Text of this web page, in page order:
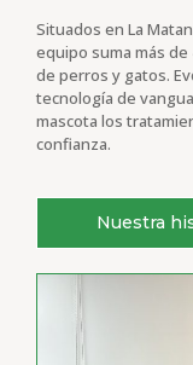
Situados en La
equipo suma más de
de perros y gatos.
tecnología de
mascota los
confianza.
Nuestra